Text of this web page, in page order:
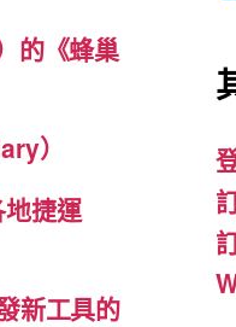
的《蜂巢
）
地捷運
新工具的